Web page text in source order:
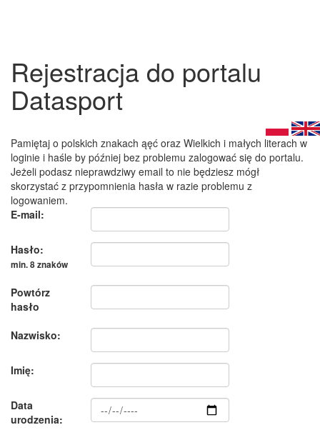
Rejestracja do portalu
Datasport
Pamiętaj o polskich znakach ąęć oraz Wielkich i małych literach w
loginie i haśle by później bez problemu zalogować się do portalu.
Jeżeli podasz nieprawdziwy email to nie będziesz mógł
skorzystać z przypomnienia hasła w razie problemu z
logowaniem.
E-mail:
Hasło:
min. 8 znaków
Powtórz
hasło
Nazwisko:
Imię:
Data
urodzenia: